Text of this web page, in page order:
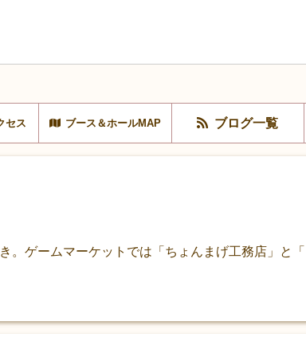
セス ブース＆ホールMAP ブログ一覧
。ゲームマーケットでは「ちょんまげ工務店」と